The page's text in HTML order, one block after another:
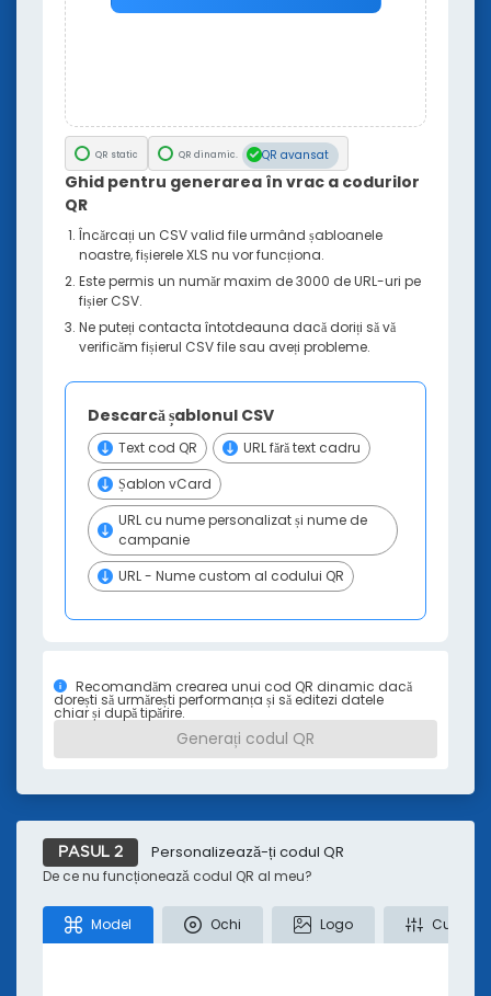
Coduri QR pentru călătorii
Resurse
Link către codul QR
PDF în cod QR
Cod QR pentru Instagram
Generator de Coduri QR pentru Locație
Cod QR pentru YouTube
Generator de cod QR pentru rețelele sociale
Generator de cod QR prin SMS
Generator de Coduri QR Email
Generator de Coduri QR MP3 și Audio
Cod QR Facebook
Cod QR Pinterest
QR Decodat: Raportul de Insight-uri din Industria
BLOG
Cărți electronice și seminarii online
Aplicații și Integrări
Tutoriale video și podcast-uri
QR TIGER vs Alți Generatori de Coduri QR
QR static QR dinamic. QR avansat
Ghid pentru generarea în vrac a codurilor
QR
Încărcați un CSV valid file urmând șabloanele
noastre, fișierele XLS nu vor funcționa.
Este permis un număr maxim de 3000 de URL-uri pe
fișier CSV.
Ne puteți contacta întotdeauna dacă doriți să vă
verificăm fișierul CSV file sau aveți probleme.
Descarcă șablonul CSV
Text cod QR
URL fără text cadru
Șablon vCard
URL cu nume personalizat și nume de
campanie
URL - Nume custom al codului QR
Generați codul QR
Recomandăm crearea unui cod QR dinamic dacă
dorești să urmărești performanța și să editezi datele
chiar și după tipărire.
PASUL 2 Personalizează-ți codul QR
De ce nu funcționează codul QR al meu?
Model Ochi Logo Culori